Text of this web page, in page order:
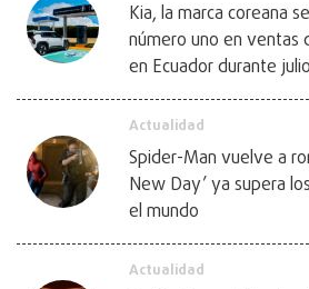
Kia, la marca coreana
número uno en ventas
en Ecuador durante julio
Actualidad
Spider-Man vuelve a
New Day’ ya supera
el mundo
Actualidad